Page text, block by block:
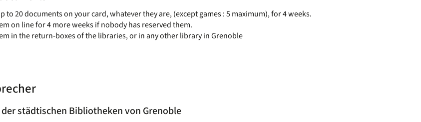
to 20 documents on your card, whatever they are, (except games : 5 maximum), for 4 weeks.
on line for 4 more weeks if nobody has reserved them.
in the return-boxes of the libraries, or in any other library in Grenoble
städtischen Bibliotheken von Grenoble